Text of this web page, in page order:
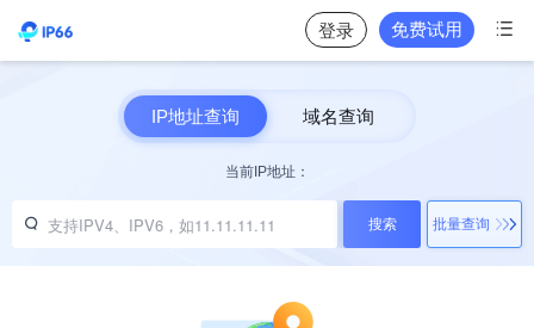
登录 免费试用 
IP地址查询 域名查询
当前IP地址：
 搜索 批量查询